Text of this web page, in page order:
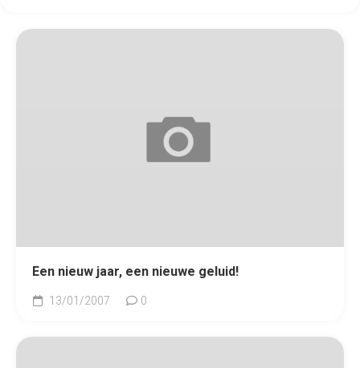
Een nieuw jaar, een nieuwe geluid!
13/01/2007 0